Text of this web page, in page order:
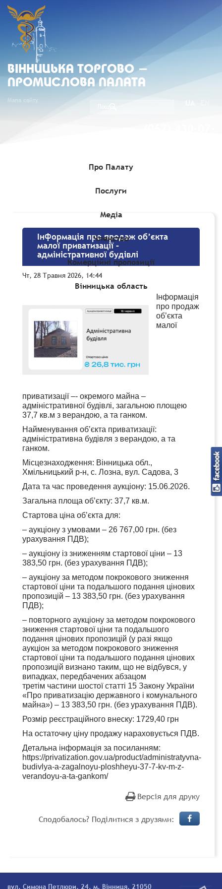
ВIННИЦЬКА ТОРГОВО -
ПРОМИСЛОВА ПАЛАТА
Мапа сайту
Про Палату
Послуги
Медіа
Членство
Комерційні пропозиції
Вінницька область
Комерційні пропозиції»Інформація про продаж
Інформація про продаж об’єкта
малої приватизації –
адміністративної будівлі
Чт, 28 Травня 2026, 14:44
Інформація
про продаж
об’єкта
малої
приватизації –- окремого майна –
адміністративної будівлі, загальною площею
37,7 кв.м з верандою, а та ганком.
Найменування об’єкта приватизації:
адміністративна будівля з верандою, а та
ганком.
Місцезнаходження: Вінницька обл.,
Хмільницький р-н, с. Лозна, вул. Садова, 3
Дата та час проведення аукціону: 15.06.2026.
Загальна площа об’єкту: 37,7 кв.м.
Стартова ціна об’єкта для:
– аукціону з умовами – 26 767,00 грн. (без
урахування ПДВ);
– аукціону із зниженням стартової ціни – 13
383,50 грн. (без урахування ПДВ);
– аукціону за методом покрокового зниження
стартової ціни та подальшого подання цінових
пропозицій – 13 383,50 грн. (без урахування
ПДВ);
– повторного аукціону за методом покрокового
зниження стартової ціни та подальшого
подання цінових пропозицій (у разі якщо
аукціон за методом покрокового зниження
стартової ціни та подальшого подання цінових
пропозицій визнано таким, що не відбувся, у
випадках, передбачених абзацом
третім частини шостої статті 15 Закону України
«Про приватизацію державного і комунального
майна») – 13 383,50 грн. (без урахування ПДВ).
Розмір реєстраційного внеску: 1729,40 грн
На остаточну ціну продажу нараховується ПДВ.
Детальна інформація за посиланням:
https://privatization.gov.ua/product/administratyvna-
budivlya-a-zagalnoyu-ploshheyu-37-7-kv-m-z-
verandoyu-a-ta-gankom/
Версія для друку
Сподобалось? Поділитися з друзями:
вул. Симона Петлюри, 24, м. Вінниця, 21050